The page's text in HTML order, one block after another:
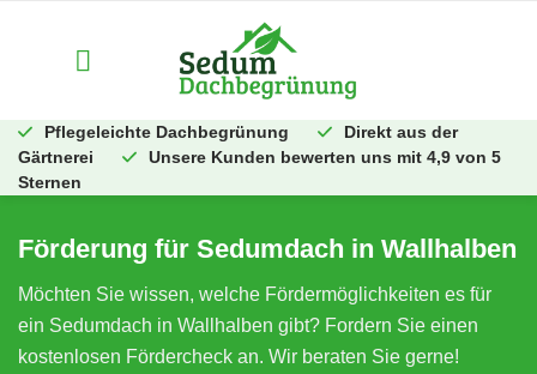
Pflegeleichte Dachbegrünung
Direkt aus der
Gärtnerei
Unsere Kunden bewerten uns mit 4,9 von 5
Sternen
Förderung für Sedumdach in Wallhalben
Möchten Sie wissen, welche Fördermöglichkeiten es für
ein Sedumdach in Wallhalben gibt? Fordern Sie einen
kostenlosen Fördercheck an. Wir beraten Sie gerne!